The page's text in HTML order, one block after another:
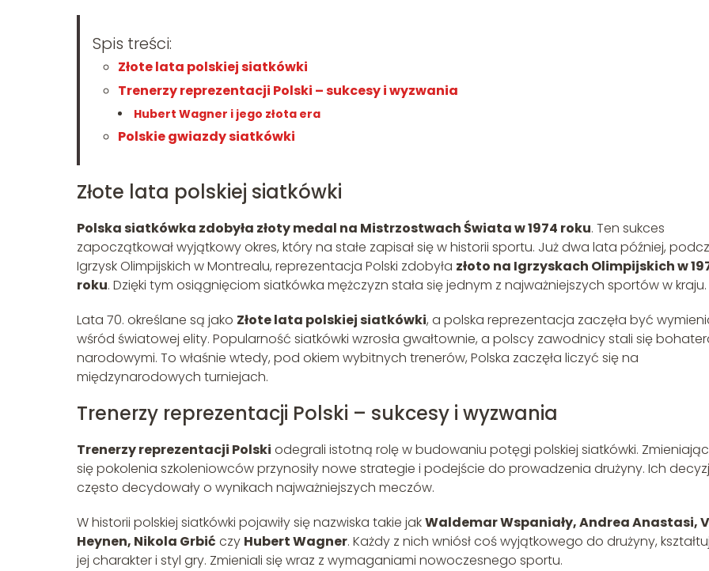
Spis treści:
Złote lata polskiej siatkówki
Trenerzy reprezentacji Polski – sukcesy i wyzwania
Hubert Wagner i jego złota era
Polskie gwiazdy siatkówki
Złote lata polskiej siatkówki
Polska siatkówka zdobyła złoty medal na Mistrzostwach Świata w 1974 roku. Ten sukces
zapoczątkował wyjątkowy okres, który na stałe zapisał się w historii sportu. Już dwa lata później,
Igrzysk Olimpijskich w Montrealu, reprezentacja Polski zdobyła złoto na Igrzyskach Olimpijskich w
roku. Dzięki tym osiągnięciom siatkówka mężczyzn stała się jednym z najważniejszych sportów w kraju.
Lata 70. określane są jako Złote lata polskiej siatkówki, a polska reprezentacja zaczęła być
wśród światowej elity. Popularność siatkówki wzrosła gwałtownie, a polscy zawodnicy stali się
narodowymi. To właśnie wtedy, pod okiem wybitnych trenerów, Polska zaczęła liczyć się na
międzynarodowych turniejach.
Trenerzy reprezentacji Polski – sukcesy i wyzwania
Trenerzy reprezentacji Polski odegrali istotną rolę w budowaniu potęgi polskiej siatkówki.
się pokolenia szkoleniowców przynosiły nowe strategie i podejście do prowadzenia drużyny. Ich
często decydowały o wynikach najważniejszych meczów.
W historii polskiej siatkówki pojawiły się nazwiska takie jakWaldemar Wspaniały, Andrea Anastasi,
Heynen, Nikola Grbić czy Hubert Wagner. Każdy z nich wniósł coś wyjątkowego do drużyny,
jej charakter i styl gry. Zmieniali się wraz z wymaganiami nowoczesnego sportu.